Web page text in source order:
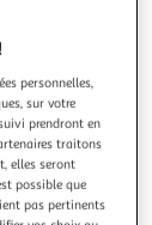
personnelles,
sur votre
prendront en
traitons
elles seront
possible que
pas pertinents